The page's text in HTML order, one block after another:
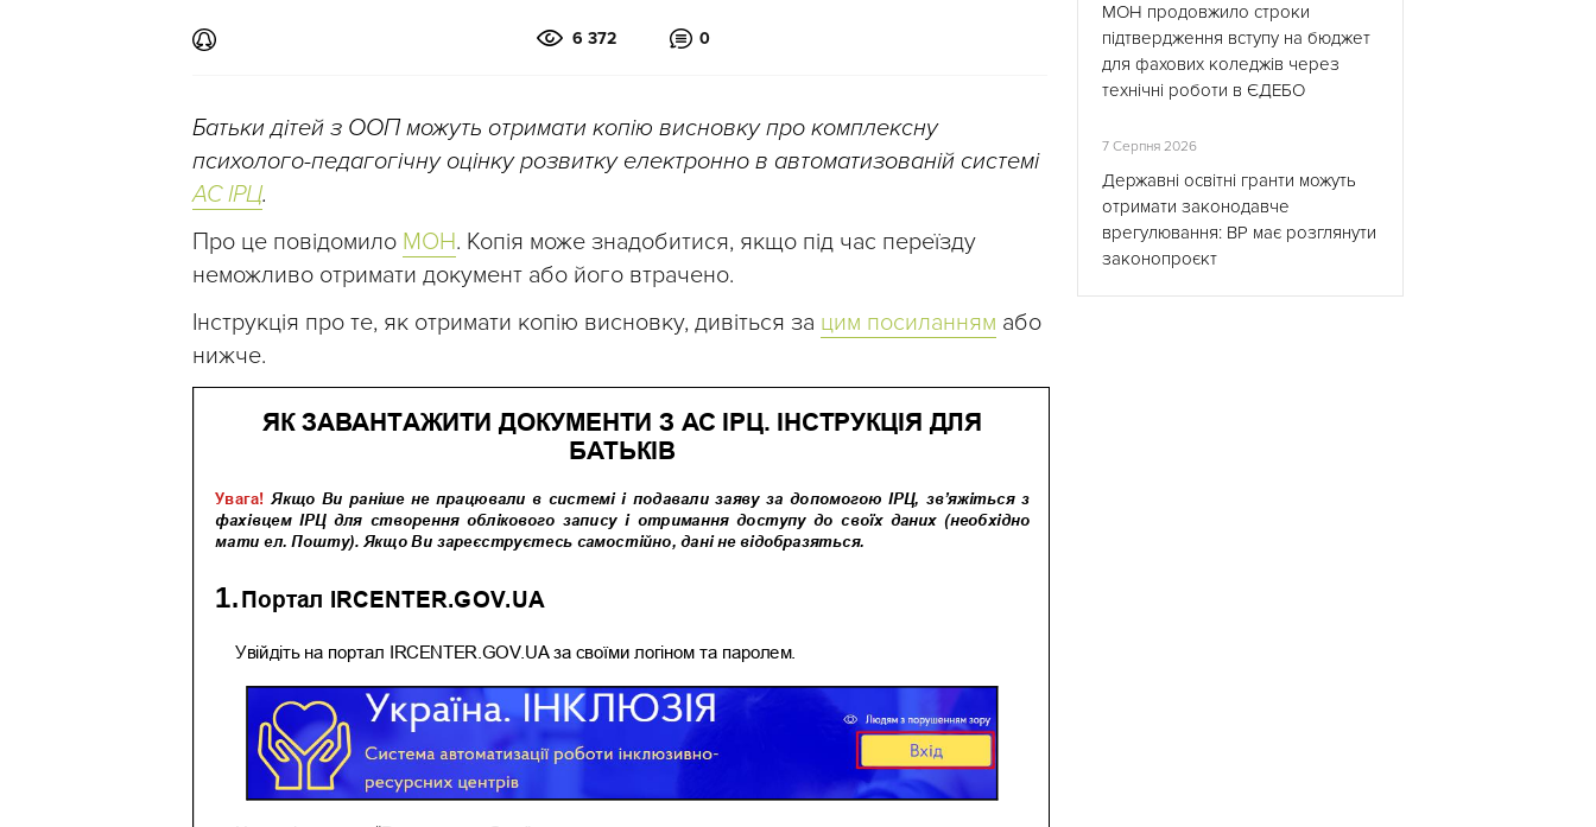
6 372 0
Батьки дітей з ООП можуть отримати копію висновку про комплексну
психолого-педагогічну оцінку розвитку електронно в автоматизованій системі
АС ІРЦ.
Про це повідомило МОН. Копія може знадобитися, якщо під час переїзду
неможливо отримати документ або його втрачено.
Інструкція про те, як отримати копію висновку, дивіться за цим посиланням або
нижче.
МОН продовжило строки
підтвердження вступу на бюджет
для фахових коледжів через
технічні роботи в ЄДЕБО
7 Серпня 2026
Державні освітні гранти можуть
отримати законодавче
врегулювання: ВР має розглянути
законопроєкт